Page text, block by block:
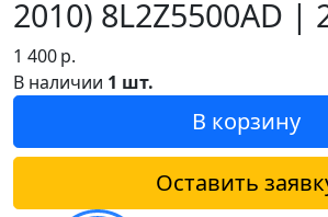
2010) 8L2Z5500AD |
1 400р.
В наличии 1 шт.
В корзину
Оставить